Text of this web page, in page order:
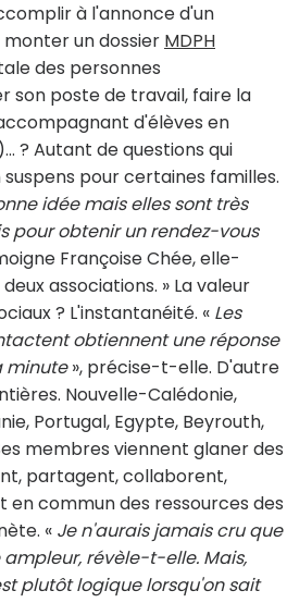
à l'annonce d'un
un dossier MDPH
des personnes
son poste de travail, faire la
d'élèves en
? Autant de questions qui
pour certaines familles.
idée mais elles sont très
pour obtenir un rendez-vous
Françoise Chée, elle-
associations. » La valeur
? L'instantanéité. « Les
obtiennent une réponse
minute», précise-t-elle. D'autre
Nouvelle-Calédonie,
Portugal, Egypte, Beyrouth,
membres viennent glaner des
partagent, collaborent,
commun des ressources des
« Je n'aurais jamais cru que
révèle-t-elle. Mais,
plutôt logique lorsqu'on sait